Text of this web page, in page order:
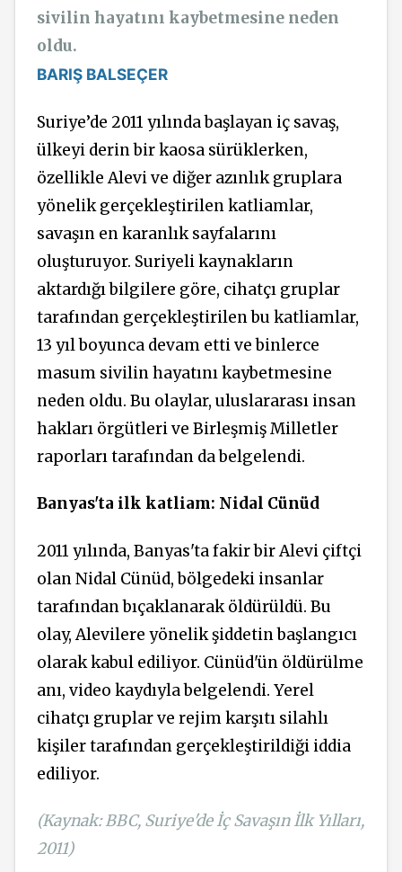
sivilin hayatını kaybetmesine neden
oldu.
BARIŞ BALSEÇER
Suriye’de 2011 yılında başlayan iç savaş,
ülkeyi derin bir kaosa sürüklerken,
özellikle Alevi ve diğer azınlık gruplara
yönelik gerçekleştirilen katliamlar,
savaşın en karanlık sayfalarını
oluşturuyor. Suriyeli kaynakların
aktardığı bilgilere göre, cihatçı gruplar
tarafından gerçekleştirilen bu katliamlar,
13 yıl boyunca devam etti ve binlerce
masum sivilin hayatını kaybetmesine
neden oldu. Bu olaylar, uluslararası insan
hakları örgütleri ve Birleşmiş Milletler
raporları tarafından da belgelendi.
Banyas'ta ilk katliam: Nidal Cünüd
2011 yılında, Banyas'ta fakir bir Alevi çiftçi
olan Nidal Cünüd, bölgedeki insanlar
tarafından bıçaklanarak öldürüldü. Bu
olay, Alevilere yönelik şiddetin başlangıcı
olarak kabul ediliyor. Cünüd'ün öldürülme
anı, video kaydıyla belgelendi. Yerel
cihatçı gruplar ve rejim karşıtı silahlı
kişiler tarafından gerçekleştirildiği iddia
ediliyor.
(Kaynak: BBC, Suriye'de İç Savaşın İlk Yılları,
2011)